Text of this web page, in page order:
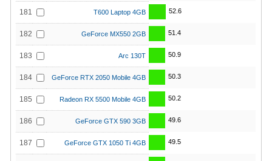
181 T600 Laptop 4GB 52.6
182 GeForce MX550 2GB 51.4
183 Arc 130T 50.9
184 GeForce RTX 2050 Mobile 4GB 50.3
185 Radeon RX 5500 Mobile 4GB 50.2
186 GeForce GTX 590 3GB 49.6
187 GeForce GTX 1050 Ti 4GB 49.5